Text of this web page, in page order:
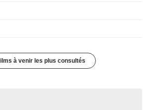
à venir les plus consultés